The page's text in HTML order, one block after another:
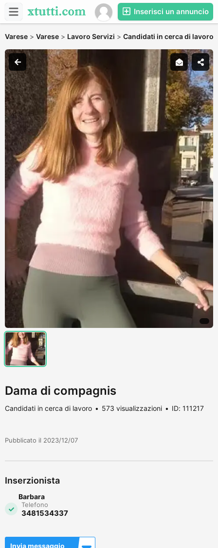
Inserisci un annuncio
Varese > Varese > Lavoro Servizi > Candidati in cerca di lavoro
Dama di compagnis
Candidati in cerca di lavoro 573 visualizzazioni ID: 111217
Pubblicato il 2023/12/07
Inserzionista
Barbara
Telefono
3481534337
Invia messaggio